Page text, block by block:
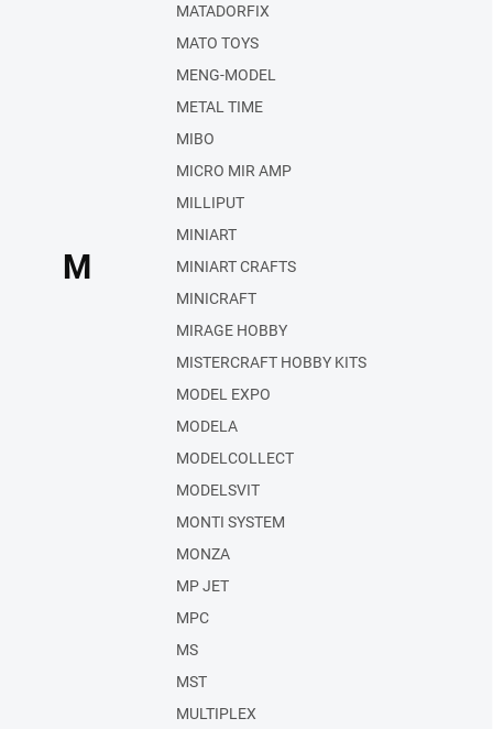
M
MATADORFIX
MATO TOYS
MENG-MODEL
METAL TIME
MIBO
MICRO MIR AMP
MILLIPUT
MINIART
MINIART CRAFTS
MINICRAFT
MIRAGE HOBBY
MISTERCRAFT HOBBY KITS
MODEL EXPO
MODELA
MODELCOLLECT
MODELSVIT
MONTI SYSTEM
MONZA
MP JET
MPC
MS
MST
MULTIPLEX